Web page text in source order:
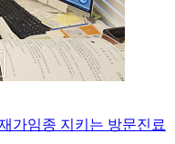
가임종 지키는 방문진료